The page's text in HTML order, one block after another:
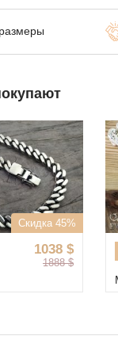
Скидка 45%
1038 $
1888 $